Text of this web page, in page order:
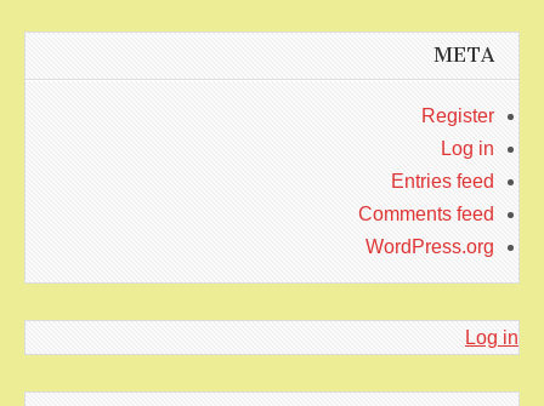
META
Register
Log in
Entries feed
Comments feed
WordPress.org
Log in